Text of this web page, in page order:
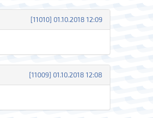
[11010] 01.10.2018 12:09
[11009] 01.10.2018 12:08